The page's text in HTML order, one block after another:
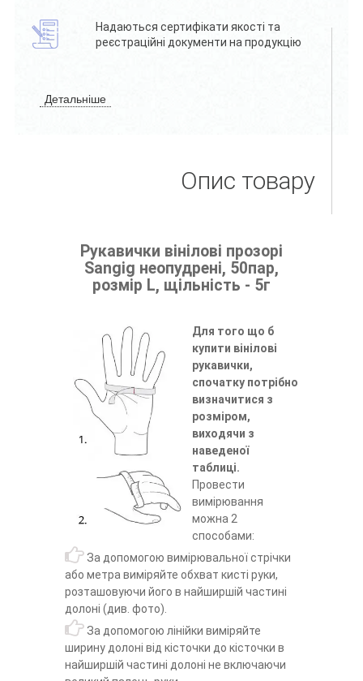
Надаються сертифікати якості та
реєстраційні документи на продукцію
Детальніше
Опис товару
Рукавички вінілові прозорі
Sangig неопудрені, 50пар,
розмір L, щільність - 5г
Для того що б
купити вінілові
рукавички,
спочатку потрібно
визначитися з
розміром,
виходячи з
наведеної
таблиці.
Провести
вимірювання
можна 2
способами:
За допомогою вимірювальної стрічки
або метра виміряйте обхват кисті руки,
розташовуючи його в найширшій частині
долоні (див. фото).
За допомогою лінійки виміряйте
ширину долоні від кісточки до кісточки в
найширшій частині долоні не включаючи